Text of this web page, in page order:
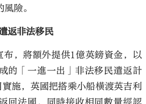
險。
返非法移民
，將額外提供1億英鎊資金，以
的「一進一出」非法移民遣返計
施，英國把搭乘小船橫渡英吉利